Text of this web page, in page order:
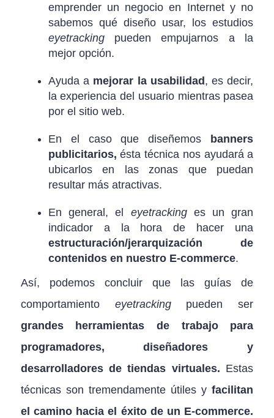
emprender un negocio en Internet y no
sabemos qué diseño usar, los estudios
eyetracking pueden empujarnos a la
mejor opción.
Ayuda a mejorar la usabilidad, es decir,
la experiencia del usuario mientras pasea
por el sitio web.
En el caso que diseñemos banners
publicitarios, ésta técnica nos ayudará a
ubicarlos en las zonas que puedan
resultar más atractivas.
En general, el eyetracking es un gran
indicador a la hora de hacer una
estructuración/jerarquización de
contenidos en nuestro E-commerce.
Así, podemos concluir que las guías de
comportamiento eyetracking pueden ser
grandes herramientas de trabajo para
programadores, diseñadores y
desarrolladores de tiendas virtuales. Estas
técnicas son tremendamente útiles yfacilitan
el camino hacia el éxito de un E-commerce.